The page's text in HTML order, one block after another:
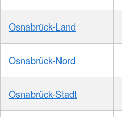
Osnabrück-Land
Osnabrück-Nord
Osnabrück-Stadt